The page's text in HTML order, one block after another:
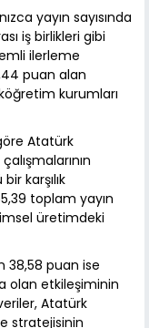
yayın sayısında
iş birlikleri gibi
ilerleme
puan alan
kurumları
Atatürk
karşılık
toplam yayın
üretimdeki
38,58 puan ise
olan etkileşiminin
Atatürk
stratejisinin